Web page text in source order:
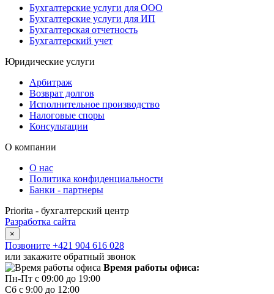
Бухгалтерские услуги для ООО
Бухгалтерские услуги для ИП
Бухгалтерская отчетность
Бухгалтерский учет
Юридические услуги
Арбитраж
Возврат долгов
Исполнительное производство
Налоговые споры
Консультации
О компании
О нас
Политика конфиденциальности
Банки - партнеры
Priorita - бухгалтерский центр
Разработка сайта
×
Позвоните +421 904 616 028
или закажите обратный звонок
Время работы офиса:
Пн-Пт с 09:00 до 19:00
Сб с 9:00 до 12:00